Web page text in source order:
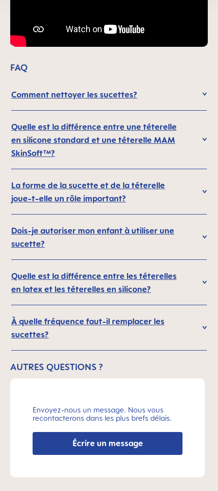
FAQ
Comment nettoyer les sucettes?
Quelle est la différence entre une téterelle
en silicone standard et une téterelle MAM
SkinSoft™?
La forme de la sucette et de la téterelle
joue-t-elle un rôle important?
Dois-je autoriser mon enfant à utiliser une
sucette?
Quelle est la différence entre les téterelles
en latex et les téterelles en silicone?
À quelle fréquence faut-il remplacer les
sucettes?
AUTRES QUESTIONS ?
Envoyez-nous un message. Nous vous
recontacterons dans les plus brefs délais.
Écrire un message